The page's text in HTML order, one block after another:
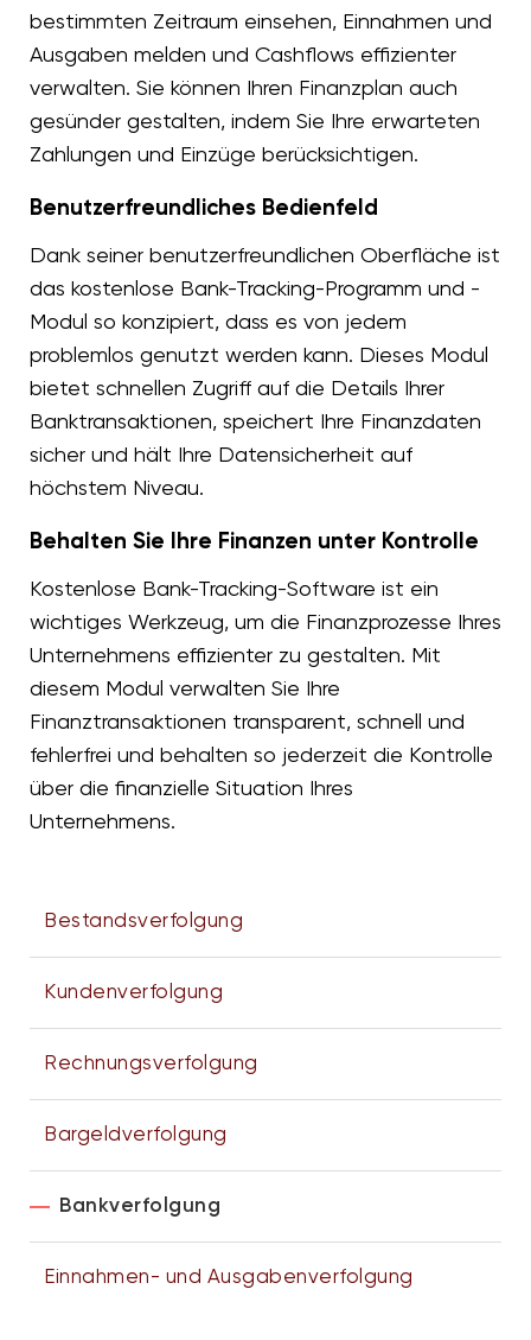
bestimmten Zeitraum einsehen, Einnahmen und
Ausgaben melden und Cashflows effizienter
verwalten. Sie können Ihren Finanzplan auch
gesünder gestalten, indem Sie Ihre erwarteten
Zahlungen und Einzüge berücksichtigen.
Benutzerfreundliches Bedienfeld
Dank seiner benutzerfreundlichen Oberfläche ist
das kostenlose Bank-Tracking-Programm und -
Modul so konzipiert, dass es von jedem
problemlos genutzt werden kann. Dieses Modul
bietet schnellen Zugriff auf die Details Ihrer
Banktransaktionen, speichert Ihre Finanzdaten
sicher und hält Ihre Datensicherheit auf
höchstem Niveau.
Behalten Sie Ihre Finanzen unter Kontrolle
Kostenlose Bank-Tracking-Software ist ein
wichtiges Werkzeug, um die Finanzprozesse Ihres
Unternehmens effizienter zu gestalten. Mit
diesem Modul verwalten Sie Ihre
Finanztransaktionen transparent, schnell und
fehlerfrei und behalten so jederzeit die Kontrolle
über die finanzielle Situation Ihres
Unternehmens.
Bestandsverfolgung
Kundenverfolgung
Rechnungsverfolgung
Bargeldverfolgung
Bankverfolgung
Einnahmen- und Ausgabenverfolgung